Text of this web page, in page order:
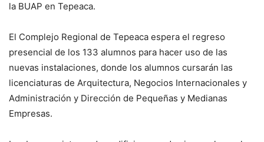
la BUAP en Tepeaca.
El Complejo Regional de Tepeaca espera el regreso
presencial de los 133 alumnos para hacer uso de las
nuevas instalaciones, donde los alumnos cursarán las
licenciaturas de Arquitectura, Negocios Internacionales y
Administración y Dirección de Pequeñas y Medianas
Empresas.